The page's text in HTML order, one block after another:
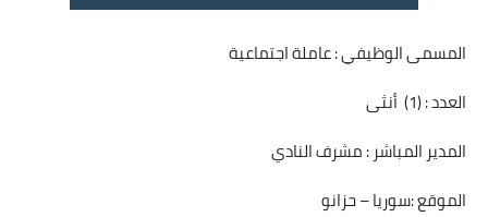
المسمى الوظيفي : عاملة اجتماعية
العدد : (1) أنثى
المدير المباشر : مشرف النادي
الموقع :سوريا – حزانو